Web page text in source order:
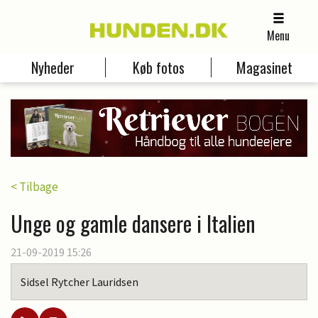
Menu
Nyheder Køb fotos Magasinet
< Tilbage
Unge og gamle dansere i Italien
21-09-2019 15:26
Sidsel Rytcher Lauridsen